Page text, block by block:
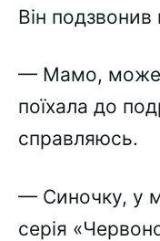
Він подзвонив
— Мамо,
поїхала до
справляюсь.
— Синочку, у
серія